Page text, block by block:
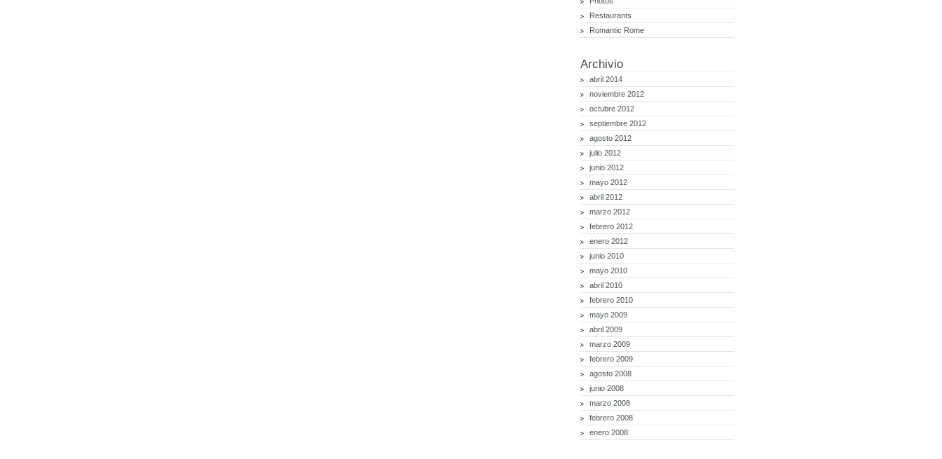
Restaurants
Romantic Rome
Archivio
abril 2014
noviembre 2012
octubre 2012
septiembre 2012
agosto 2012
julio 2012
junio 2012
mayo 2012
abril 2012
marzo 2012
febrero 2012
enero 2012
junio 2010
mayo 2010
abril 2010
febrero 2010
mayo 2009
abril 2009
marzo 2009
febrero 2009
agosto 2008
junio 2008
marzo 2008
febrero 2008
enero 2008